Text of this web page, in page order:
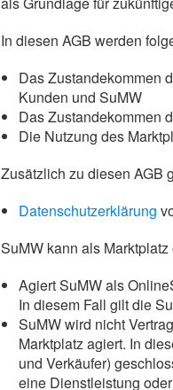
In diesen AGB werden
Das Zustandekommen
Kunden und SuMW
Das Zustandekommen
Die Nutzung des
Zusätzlich zu diesen AGB
Datenschutzerklärung
SuMW kann als
Agiert SuMW als
In diesem Fall gilt die
SuMW wird nicht
Marktplatz agiert. In
und Verkäufer)
eine Dienstleistung